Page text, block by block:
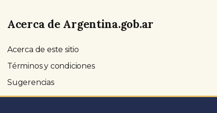
Acerca de Argentina.gob.ar
Acerca de este sitio
Términos y condiciones
Sugerencias